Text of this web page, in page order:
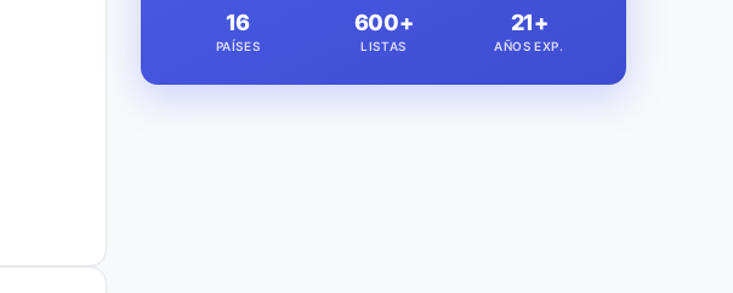
16
PAÍSES
600+
LISTAS
21+
AÑOS EXP.